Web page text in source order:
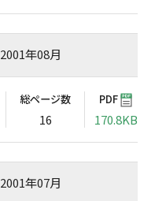
2001年08月
総ページ数
16
PDF
170.8KB
2001年07月